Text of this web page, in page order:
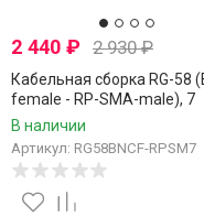
2 440 ₽ 2 930₽
Кабельная сборка RG-58
female - RP-SMA-male), 7
метров
В наличии
Артикул: RG58BNCF-RPSM7